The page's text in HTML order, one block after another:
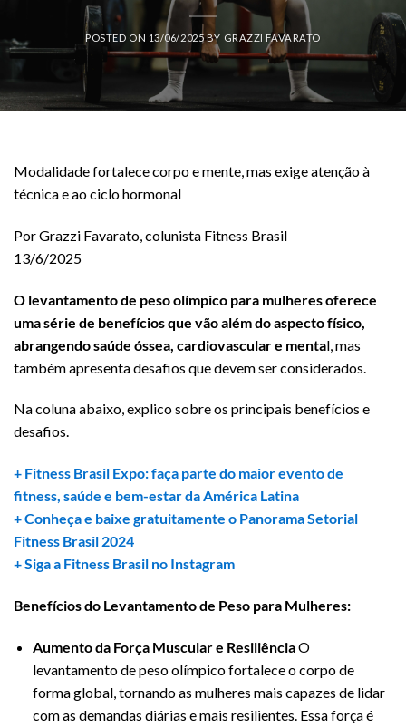
POSTED ON 13/06/2025BY GRAZZI FAVARATO
Modalidade fortalece corpo e mente, mas exige atenção à
técnica e ao ciclo hormonal
Por Grazzi Favarato, colunista Fitness Brasil
13/6/2025
O levantamento de peso olímpico para mulheres oferece
uma série de benefícios que vão além do aspecto físico,
abrangendo saúde óssea, cardiovascular e mental, mas
também apresenta desafios que devem ser considerados.
Na coluna abaixo, explico sobre os principais benefícios e
desafios.
+ Fitness Brasil Expo: faça parte do maior evento de
fitness, saúde e bem-estar da América Latina
+ Conheça e baixe gratuitamente o Panorama Setorial
Fitness Brasil 2024
+ Siga a Fitness Brasil no Instagram
Benefícios do Levantamento de Peso para Mulheres:
Aumento da Força Muscular e ResiliênciaO
levantamento de peso olímpico fortalece o corpo de
forma global, tornando as mulheres mais capazes de lidar
com as demandas diárias e mais resilientes. Essa força é